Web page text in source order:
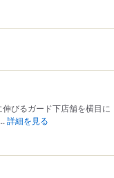
びるガード下店舗を横目に
詳細を見る